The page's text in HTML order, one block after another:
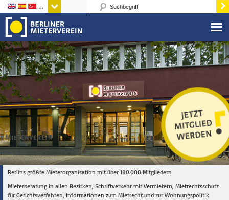
Sprachen
Berlins größte Mieterorganisation mit über 180.000 Mitgliedern
Mieterberatung in allen Bezirken, Schriftverkehr mit Vermietern, Mietrechtsschutz
für Gerichtsverfahren, Informationen zum Mietrecht und zur Wohnungspolitik